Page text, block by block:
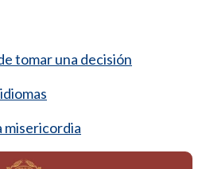
tomar una decisión
misericordia